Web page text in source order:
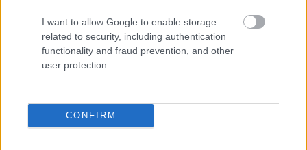
I want to allow Google to enable storage
related to security, including authentication
functionality and fraud prevention, and other
user protection.
CONFIRM
E-mail cím
szabályzatot!
FELIRATKOZÁS